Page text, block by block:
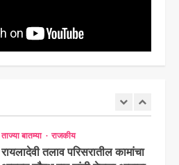
Maharashtra Majha News
August 3, 2026
ताज्या बातम्या राजकीय
रायलादेवी तलाव परिसरातील कामांचा